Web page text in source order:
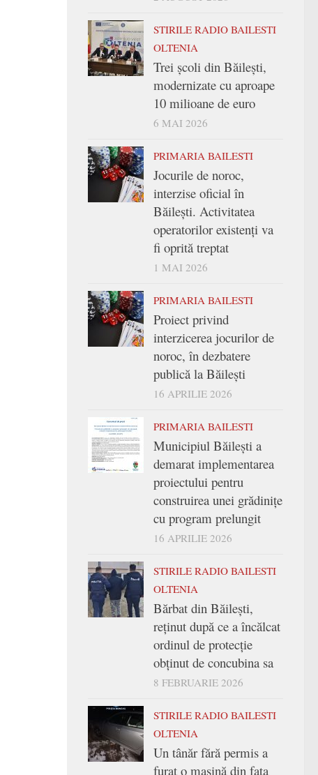
STIRILE RADIO BAILESTI
OLTENIA
Trei şcoli din Băileşti,
modernizate cu aproape
10 milioane de euro
6 MAI 2026
PRIMARIA BAILESTI
Jocurile de noroc,
interzise oficial în
Băilești. Activitatea
operatorilor existenți va
fi oprită treptat
1 MAI 2026
PRIMARIA BAILESTI
Proiect privind
interzicerea jocurilor de
noroc, în dezbatere
publică la Băilești
16 APRILIE 2026
PRIMARIA BAILESTI
Municipiul Băilești a
demarat implementarea
proiectului pentru
construirea unei grădinițe
cu program prelungit
16 APRILIE 2026
STIRILE RADIO BAILESTI
OLTENIA
Bărbat din Băilești,
reținut după ce a încălcat
ordinul de protecție
obținut de concubina sa
8 FEBRUARIE 2026
STIRILE RADIO BAILESTI
OLTENIA
Un tânăr fără permis a
furat o mașină din fața